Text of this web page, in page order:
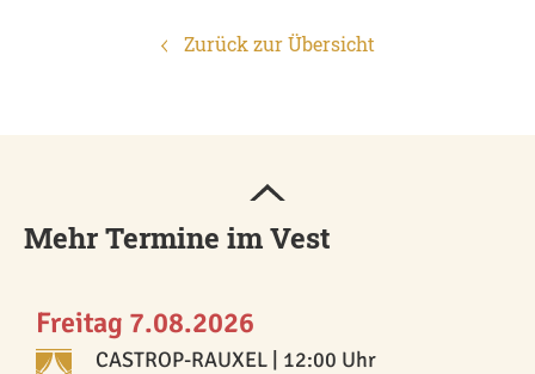
Zurück zur Übersicht
Mehr Termine im Vest
Freitag 7.08.2026
CASTROP-RAUXEL | 12:00 Uhr